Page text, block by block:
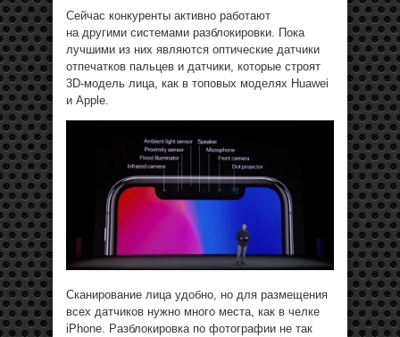
Сейчас конкуренты активно работают
на другими системами разблокировки. Пока
лучшими из них являются оптические датчики
отпечатков пальцев и датчики, которые строят
3D-модель лица, как в топовых моделях Huawei
и Apple.
Сканирование лица удобно, но для размещения
всех датчиков нужно много места, как в челке
iPhone. Разблокировка по фотографии не так